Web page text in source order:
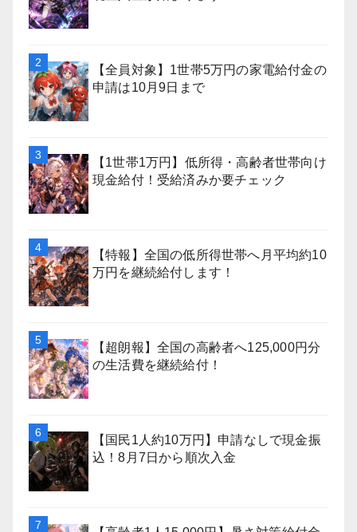
【全員対象】1世帯5万円の家電給付金の
申請は10月9日まで
【1世帯1万円】低所得・高齢者世帯向け
現金給付！受給済みか要チェック
【特報】全国の低所得世帯へ月平均約10
万円を継続給付します！
【超朗報】全国の高齢者へ125,000円分
の生活費を継続給付！
【国民1人約10万円】申請なしで現金振
込！8月7日から順次入金